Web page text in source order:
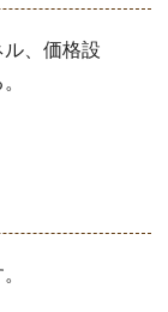
、価格設